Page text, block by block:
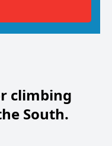
climbing
South.